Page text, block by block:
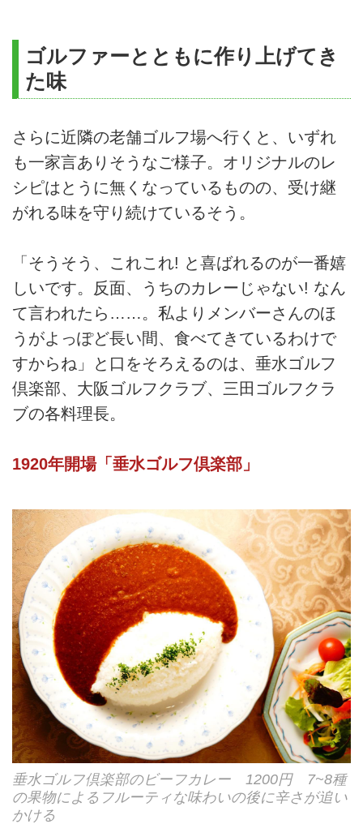
ゴルファーとともに作り上げてき
た味
さらに近隣の老舗ゴルフ場へ行くと、いずれ
も一家言ありそうなご様子。オリジナルのレ
シピはとうに無くなっているものの、受け継
がれる味を守り続けているそう。
「そうそう、これこれ! と喜ばれるのが一番嬉
しいです。反面、うちのカレーじゃない! なん
て言われたら……。私よりメンバーさんのほ
うがよっぽど長い間、食べてきているわけで
すからね」と口をそろえるのは、垂水ゴルフ
倶楽部、大阪ゴルフクラブ、三田ゴルフクラ
ブの各料理長。
1920年開場「垂水ゴルフ倶楽部」
垂水ゴルフ倶楽部のビーフカレー 1200円 7~8種
の果物によるフルーティな味わいの後に辛さが追い
かける